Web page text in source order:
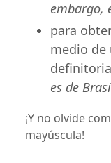
embargo,
para
medio de
es de
¡Y no olvide
mayúscula!